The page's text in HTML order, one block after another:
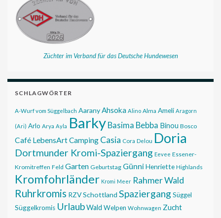
Züchter im Verband für das Deutsche Hundewesen
SCHLAGWÖRTER
A-Wurf vom Süggelbach AaranyAhsoka Alino Alma Ameli Aragorn
(Ari) Arlo Arya Ayla BarkyBasima Bebba Binou Bosco
Café LebensArtCamping Casia Cora Delou Doria
Dortmunder Kromi-Spaziergang Eevee Essener-
Kromitreffen Feld Garten Geburtstag Günni Henriette Highlands
Kromfohrländer Kromi Meer Rahmer Wald
Ruhrkromis RZVSchottland Spaziergang Süggel
Süggelkromis UrlaubWald Welpen Wohnwagen Zucht